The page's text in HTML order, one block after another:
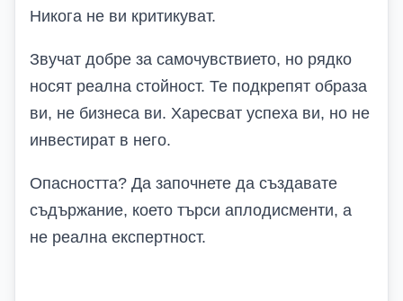
Никога не ви критикуват.
Звучат добре за самочувствието, но рядко
носят реална стойност. Те подкрепят образа
ви, не бизнеса ви. Харесват успеха ви, но не
инвестират в него.
Опасността? Да започнете да създавате
съдържание, което търси аплодисменти, а
не реална експертност.